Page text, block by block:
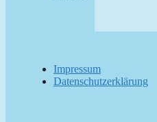
Impressum
Datenschutzerklärung